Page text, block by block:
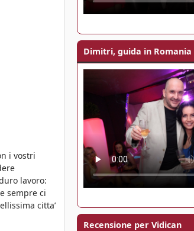
i vostri
lavoro:
sempre ci
citta’
Dimitri, guida in Romania
Recensione per Vidican